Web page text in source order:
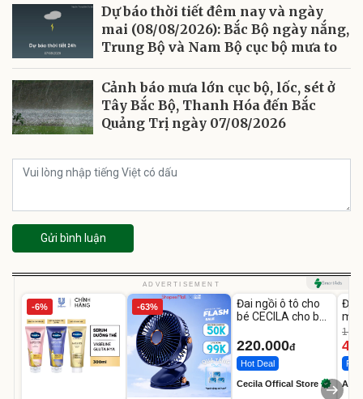
Dự báo thời tiết đêm nay và ngày
mai (08/08/2026): Bắc Bộ ngày nắng,
Trung Bộ và Nam Bộ cục bộ mưa to
Cảnh báo mưa lớn cục bộ, lốc, sét ở
Tây Bắc Bộ, Thanh Hóa đến Bắc
Quảng Trị ngày 07/08/2026
Gửi bình luận
ADVERTISEMENT
-6% -63%
Đai ngồi ô tô cho
bé CECILA cho bé
220.000đ
Hot Deal
Cecila Offical Store A